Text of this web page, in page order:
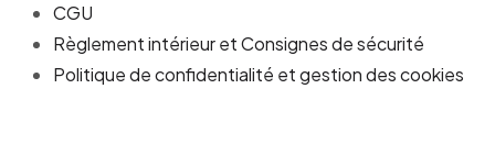
CGU
Règlement intérieur et Consignes de sécurité
Politique de confidentialité et gestion des cookies